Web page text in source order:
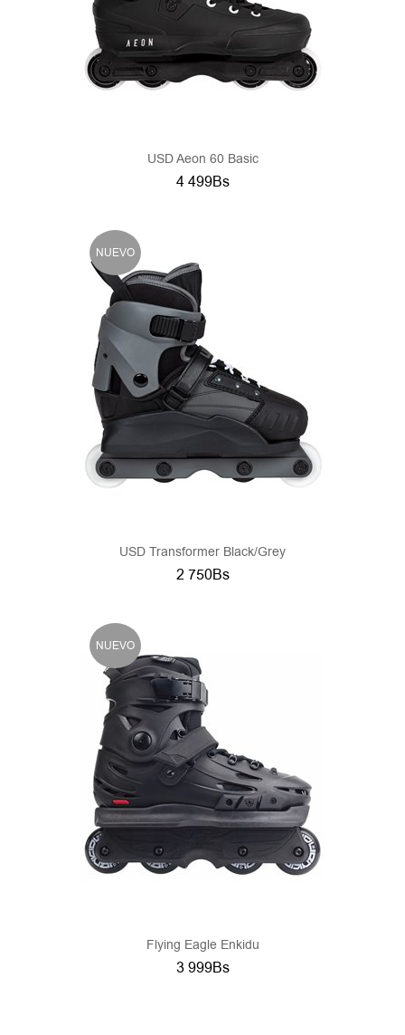
USD Aeon 60 Basic
4 499Bs
NUEVO
USD Transformer Black/grey
2 750Bs
NUEVO
Flying Eagle Enkidu
3 999Bs